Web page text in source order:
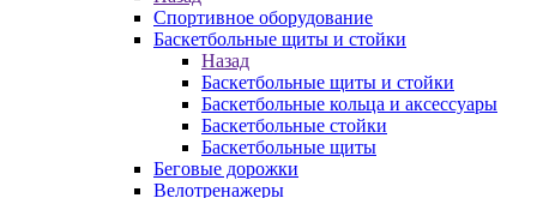
Спортивное оборудование
Баскетбольные щиты и стойки
Назад
Баскетбольные щиты и стойки
Баскетбольные кольца и аксессуары
Баскетбольные стойки
Баскетбольные щиты
Беговые дорожки
Велотренажеры